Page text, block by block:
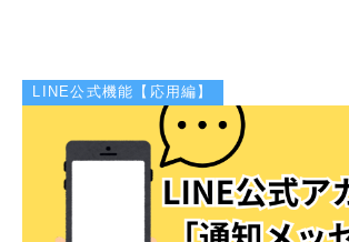
LINE公式機能【応用編】